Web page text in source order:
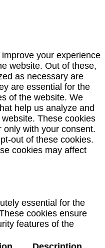
your experience
website. Out of these,
as necessary are
are essential for the
of the website. We
help us analyze and
These cookies
with your consent.
out of these cookies.
cookies may affect
essential for the
cookies ensure
features of the